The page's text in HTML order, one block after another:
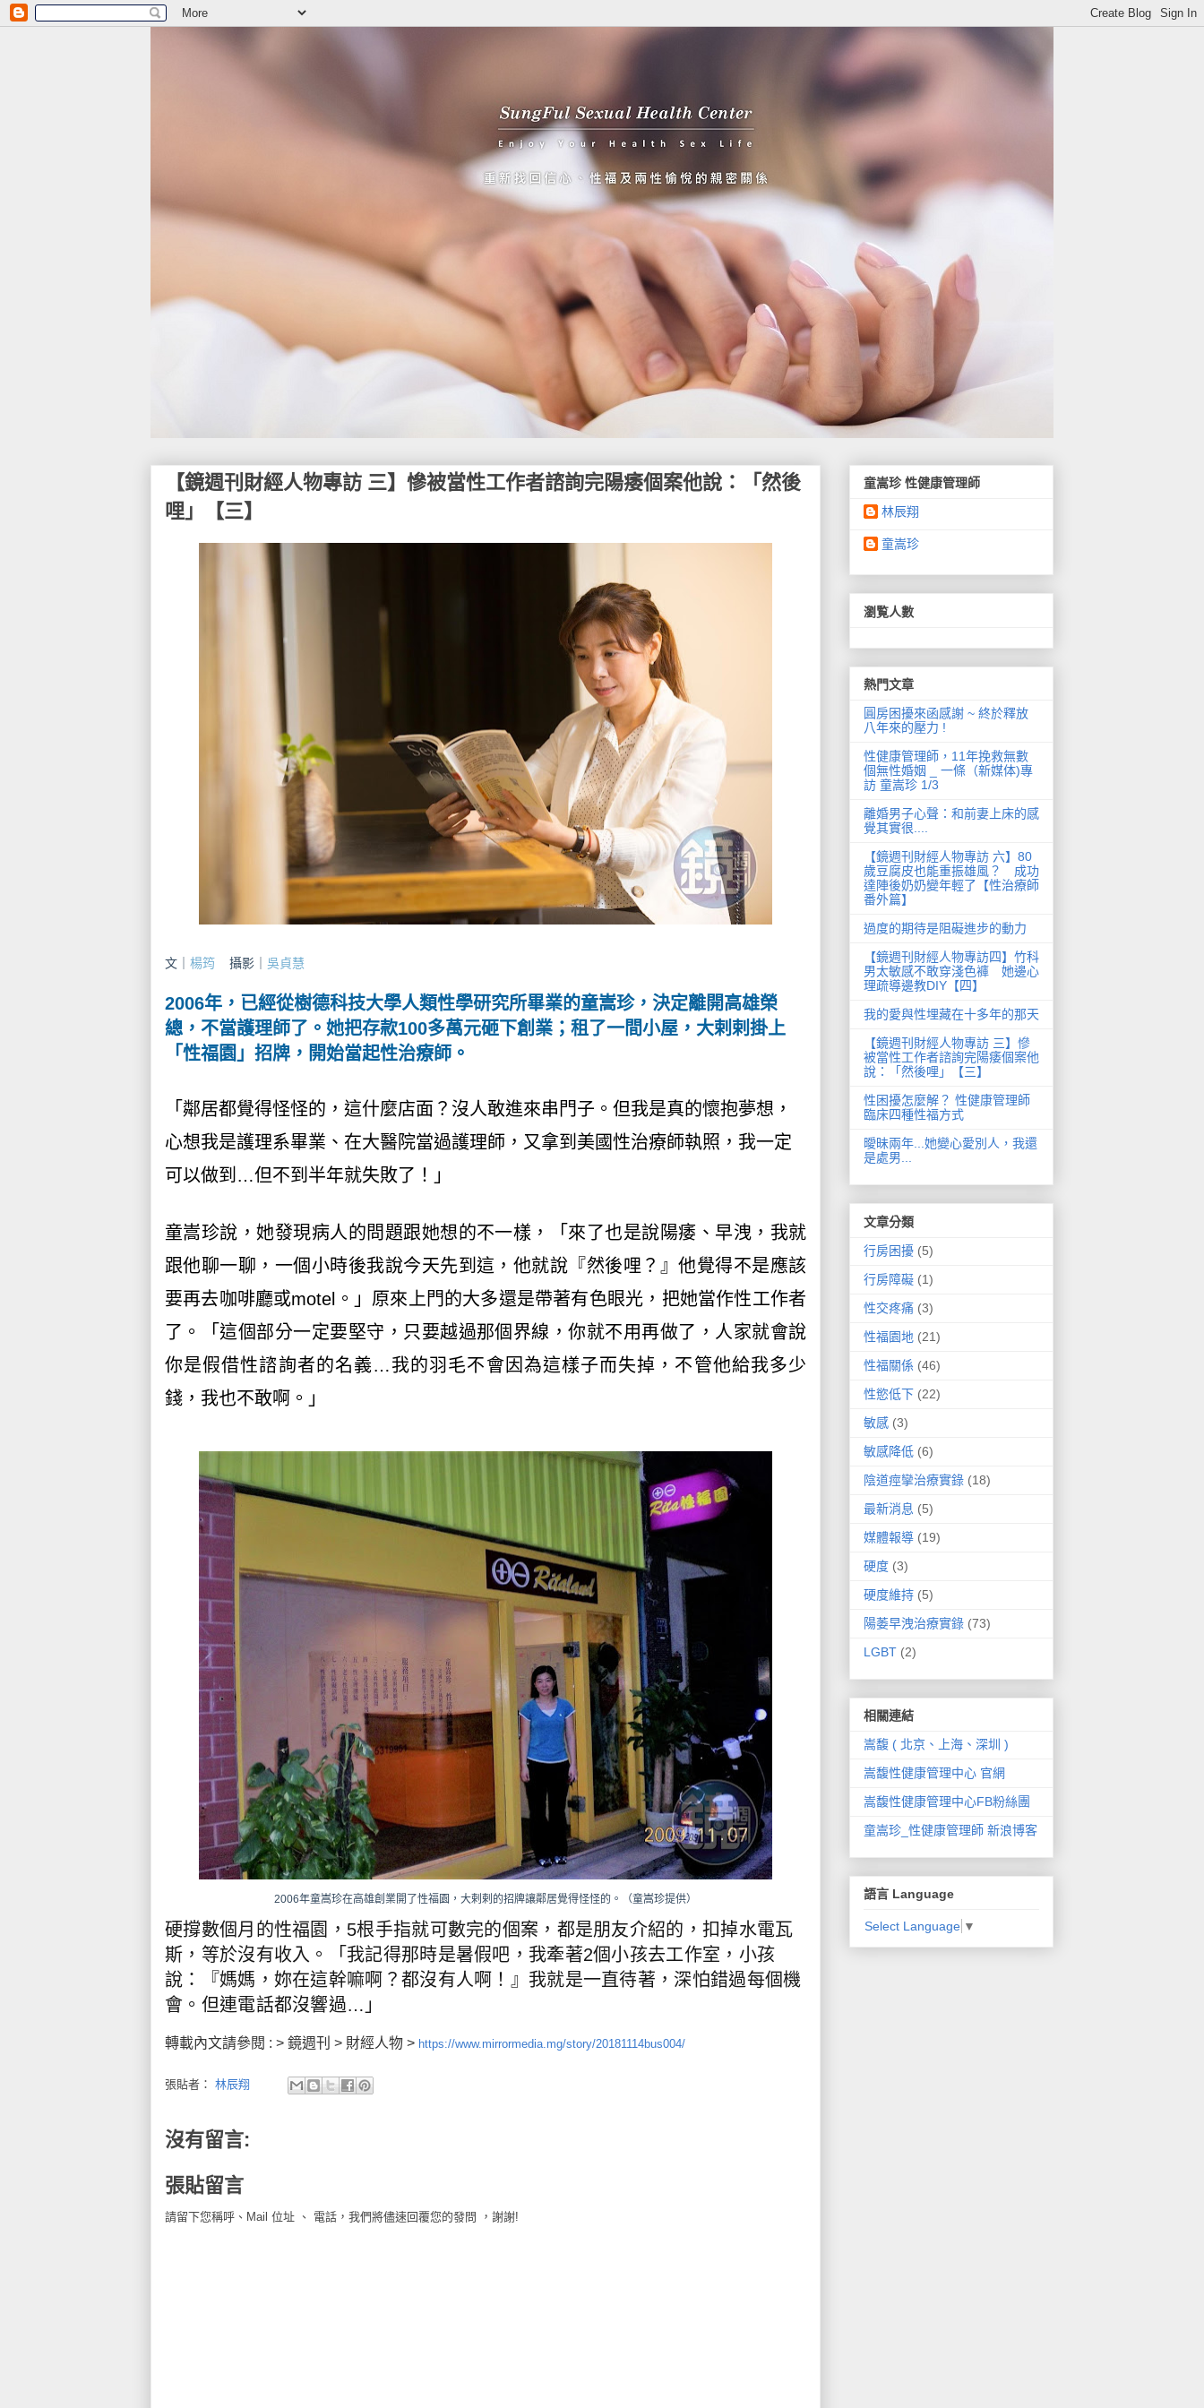
【鏡週刊財經人物專訪 三】慘被當性工作者諮詢完陽痿個案他說：「然後
哩」【三】
文｜ 楊筠 攝影｜ 吳貞慧
2006年，已經從樹德科技大學人類性學研究所畢業的童嵩珍，決定離開高雄榮
總，不當護理師了。她把存款100多萬元砸下創業；租了一間小屋，大剌剌掛上
「性福園」招牌，開始當起性治療師。
「鄰居都覺得怪怪的，這什麼店面？沒人敢進來串門子。但我是真的懷抱夢想，
心想我是護理系畢業、在大醫院當過護理師，又拿到美國性治療師執照，我一定
可以做到…但不到半年就失敗了！」
童嵩珍說，她發現病人的問題跟她想的不一樣，「來了也是說陽痿 、 早洩 ，我就
跟他聊一聊，一個小時後我說今天先到這，他就說『然後哩？』他覺得不是應該
要再去咖啡廳或motel。」原來上門的大多還是帶著有色眼光，把她當作性工作者
了。「這個部分一定要堅守，只要越過那個界線，你就不用再做了，人家就會說
你是假借性諮詢者的名義…我的羽毛不會因為這樣子而失掉，不管他給我多少
錢，我也不敢啊。」
2006年童嵩珍在高雄創業開了性福園，大剌剌的招牌讓鄰居覺得怪怪的。（童嵩珍提供）
硬撐數個月的性福園，5根手指就可數完的個案，都是朋友介紹的，扣掉水電瓦
斯，等於沒有收入。「我記得那時是暑假吧，我牽著2個小孩去工作室，小孩
說：『媽媽，妳在這幹嘛啊？都沒有人啊！』我就是一直待著，深怕錯過每個機
會。但連電話都沒響過…」
轉載內文請參閱 : > 鏡週刊 > 財經人物 > https://www.mirrormedia.mg/story/20181114bus004/
張貼者： 林辰翔
沒有留言:
張貼留言
請留下您稱呼、Mail 位址 、 電話，我們將儘速回覆您的發問 ，謝謝!
童嵩珍 性健康管理師
林辰翔
童嵩珍
瀏覧人數
熱門文章
圓房困擾來函感謝 ~ 終於釋放
八年來的壓力 !
性健康管理師，11年挽救無數
個無性婚姻 _ 一條（新媒体)專
訪 童嵩珍 1/3
離婚男子心聲：和前妻上床的感
覺其實很....
【鏡週刊財經人物專訪 六】80
歲豆腐皮也能重振雄風？ 成功
達陣後奶奶變年輕了【性治療師
番外篇】
過度的期待是阻礙進步的動力
【鏡週刊財經人物專訪四】竹科
男太敏感不敢穿淺色褲 她邊心
理疏導邊教DIY【四】
我的愛與性埋藏在十多年的那天
【鏡週刊財經人物專訪 三】慘
被當性工作者諮詢完陽痿個案他
說：「然後哩」【三】
性困擾怎麼解？ 性健康管理師
臨床四種性福方式
曖昧兩年...她變心愛別人，我還
是處男...
文章分類
行房困擾 (5)
行房障礙 (1)
性交疼痛 (3)
性福園地 (21)
性福關係 (46)
性慾低下 (22)
敏感 (3)
敏感降低 (6)
陰道痙攣治療實錄 (18)
最新消息 (5)
媒體報導 (19)
硬度 (3)
硬度維持 (5)
陽萎早洩治療實錄 (73)
LGBT (2)
相關連結
嵩馥 ( 北京、上海、深圳 )
嵩馥性健康管理中心 官網
嵩馥性健康管理中心FB粉絲團
童嵩珍_性健康管理師 新浪博客
語言 Language
Select Language ▼